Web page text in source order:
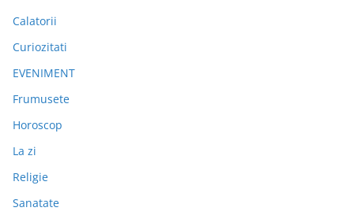
Calatorii
Curiozitati
EVENIMENT
Frumusete
Horoscop
La zi
Religie
Sanatate